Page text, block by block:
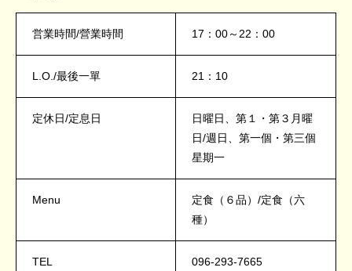
営業時間/營業時間 17：00～22：00
L.O./最後一單 21：10
定休日/定息日
日曜日、第１・第３月曜
日/週日、第一個・第三個
星期一
Menu
定食（６品）/定食（六
種）
TEL 096-293-7665